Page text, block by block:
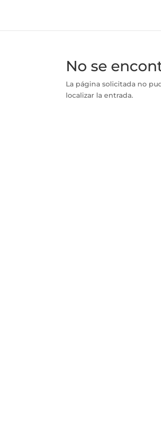
No se
La página solicitada no
localizar la entrada.